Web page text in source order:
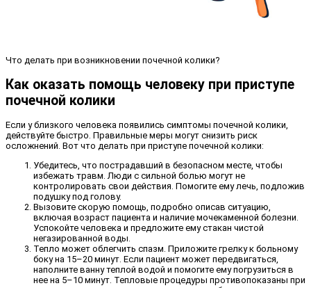
Что делать при возникновении почечной колики?
Как оказать помощь человеку при приступе
почечной колики
Если у близкого человека появились симптомы почечной колики,
действуйте быстро. Правильные меры могут снизить риск
осложнений. Вот что делать при приступе почечной колики:
Убедитесь, что пострадавший в безопасном месте, чтобы
избежать травм. Люди с сильной болью могут не
контролировать свои действия. Помогите ему лечь, подложив
подушку под голову.
Вызовите скорую помощь, подробно описав ситуацию,
включая возраст пациента и наличие мочекаменной болезни.
Успокойте человека и предложите ему стакан чистой
негазированной воды.
Тепло может облегчить спазм. Приложите грелку к больному
боку на 15–20 минут. Если пациент может передвигаться,
наполните ванну теплой водой и помогите ему погрузиться в
нее на 5–10 минут. Тепловые процедуры противопоказаны при